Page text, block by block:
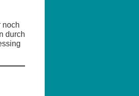
noch
durch